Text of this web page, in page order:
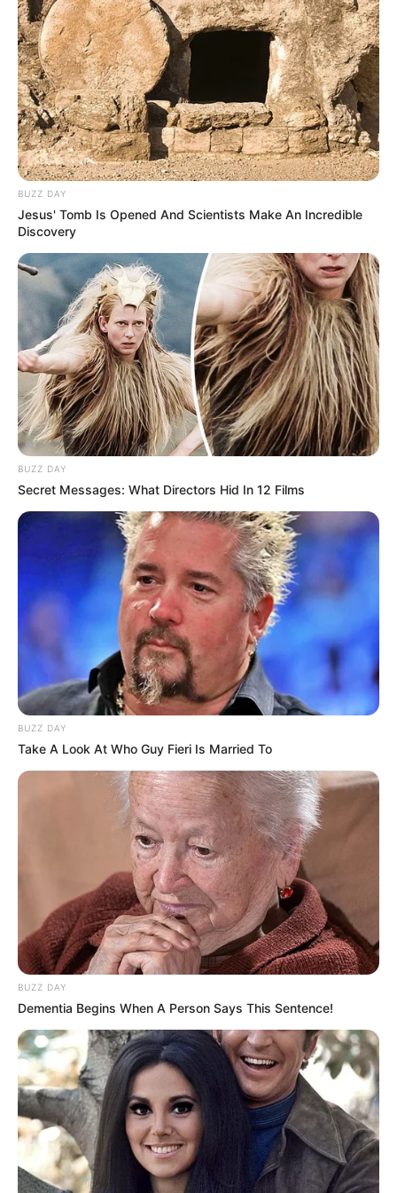
Former Pakistani diplomat Abdul Basit
BUZZ DAY
Jesus' Tomb Is Opened And Scientists Make An Incredible
Discovery
BUZZ DAY
Secret Messages: What Directors Hid In 12 Films
BUZZ DAY
Take A Look At Who Guy Fieri Is Married To
BUZZ DAY
Dementia Begins When A Person Says This Sentence!